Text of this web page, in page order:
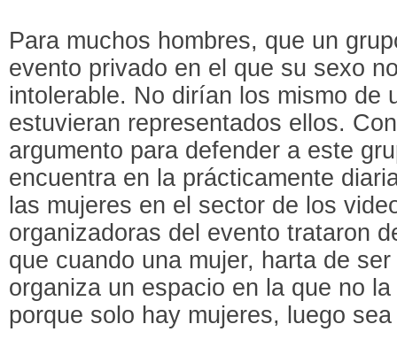
Para muchos hombres, que un
evento privado en el que su sexo
intolerable. No dirían los mismo de
estuvieran representados ellos.
argumento para defender a este
encuentra en la prácticamente
las mujeres en el sector de los
organizadoras del evento trataron
que cuando una mujer, harta de
organiza un espacio en la que no
porque solo hay mujeres, luego